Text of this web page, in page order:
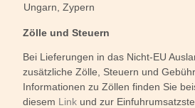
Ungarn, Zypern
Zölle und Steuern
Bei Lieferungen in das Nicht-EU
zusätzliche Zölle, Steuern und
Informationen zu Zöllen finden Sie
diesem Link und zur